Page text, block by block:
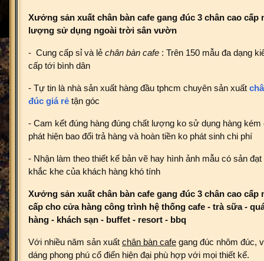
Xưởng sản xuất chân bàn cafe gang đúc 3 chân cao cấp
lượng sử dụng ngoài trời sân vườn
- Cung cấp sỉ và lẻ chân bàn cafe : Trên 150 mẫu đa dạng
cấp tới bình dân
- Tự tin là nhà sản xuất hàng đầu tphcm chuyên sản xuất
đúc giá rẻ tận góc
- Cam kết đúng hàng đúng chất lượng ko sử dụng hàng
phát hiện bao đổi trả hàng và hoàn tiền ko phát sinh chi phí
- Nhận làm theo thiết kế bản vẽ hay hình ảnh mẫu có sản
khắc khe của khách hàng khó tính
Xưởng sản xuất chân bàn cafe gang đúc 3 chân cao cấp
cấp cho cửa hàng công trình hệ thống cafe - trà sữa -
hàng - khách sạn - buffet - resort - bbq
Với nhiều năm sản xuất chân bàn cafe gang đúc nhôm đúc,
dáng phong phú cổ điển hiện đại phù hợp với mọi thiết kế.